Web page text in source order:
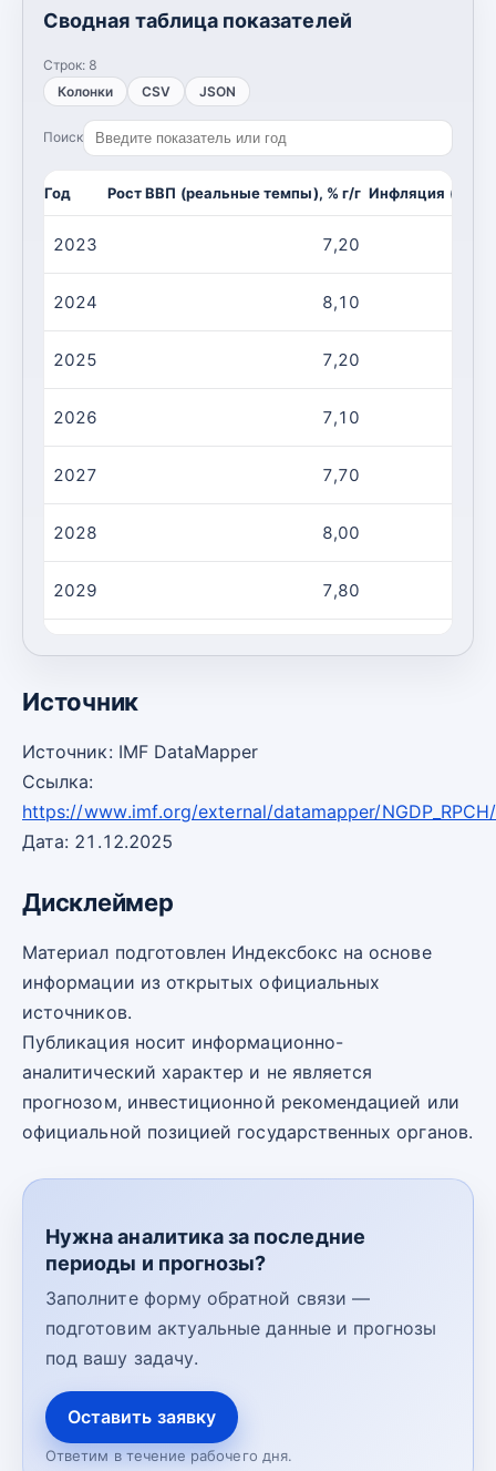
Сводная таблица показателей
Строк: 8
Колонки
CSV JSON
Поиск
Год Рост ВВП (реальные темпы), % г/г Инфляция (CPI,
2023 7,20
2024 8,10
2025 7,20
2026 7,10
2027 7,70
2028 8,00
2029 7,80
Источник
Источник: IMF DataMapper
Ссылка:
https://www.imf.org/external/datamapper/
Дата: 21.12.2025
Дисклеймер
Материал подготовлен Индексбокс на основе
информации из открытых официальных
источников.
Публикация носит информационно-
аналитический характер и не является
прогнозом, инвестиционной рекомендацией или
официальной позицией государственных органов.
Нужна аналитика за последние
периоды и прогнозы?
Заполните форму обратной связи —
подготовим актуальные данные и прогнозы
под вашу задачу.
Оставить заявку
Ответим в течение рабочего дня.